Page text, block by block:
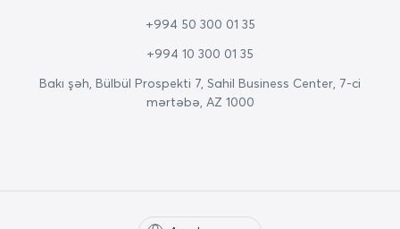
+994 50 300 01 35
+994 10 300 01 35
Bakı şəh, Bülbül Prospekti 7, Sahil Business Center, 7-ci
mərtəbə, AZ 1000